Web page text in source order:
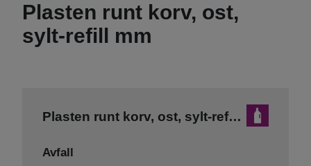
Plasten runt korv, ost,
sylt-refill mm
Plasten runt korv, ost, sylt-refill mm
Avfall